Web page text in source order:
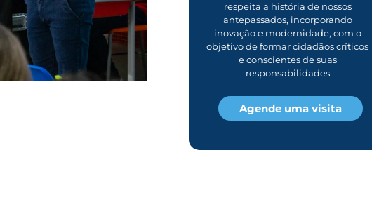
respeita a história de nossos
antepassados, incorporando
inovação e modernidade, com o
objetivo de formar cidadãos críticos
e conscientes de suas
responsabilidades
Agende uma visita